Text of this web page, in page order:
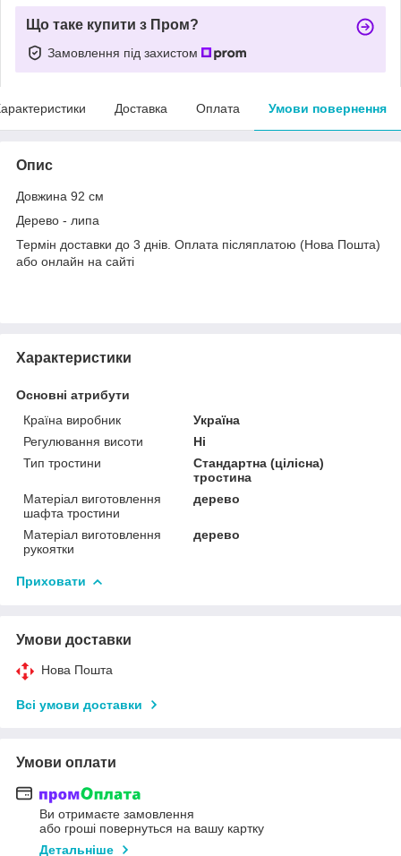
Що таке купити з Пром?
Замовлення під захистом
Доставка Оплата Умови повернення
Опис
Довжина 92 см
Дерево - липа
Термін доставки до 3 днів. Оплата післяплатою (Нова Пошта)
або онлайн на сайті
Характеристики
Основні атрибути
Країна виробник
Україна
Регулювання висоти
Ні
Тип тростини
Стандартна (цілісна)
тростина
Матеріал виготовлення
шафта тростини
дерево
Матеріал виготовлення
рукоятки
дерево
Приховати
Умови доставки
Нова Пошта
Всі умови доставки
Умови оплати
Ви отримаєте замовлення
або гроші повернуться на вашу картку
Детальніше